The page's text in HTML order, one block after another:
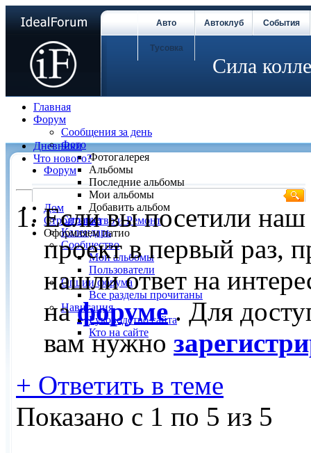
Авто Автоклуб События
Тусовка
Сила
Главная
Форум
Сообщения за день
Фото
Фотогалерея
Альбомы
Последние альбомы
Мои альбомы
Добавить альбом
Справка
Календарь
Сообщество
Мои альбомы
Пользователи
Опции форума
Все разделы прочитаны
Навигация
Руководство сайта
Кто на сайте
Дневники
Что нового?
Форум
Дом
Строительство и Ремонт
Оформляем патио
Если вы посетили наш
проект в первый раз,
нашли ответ на
нафоруме. Для
вам нужно
+ Ответить в теме
Показано с 1 по 5 из 5